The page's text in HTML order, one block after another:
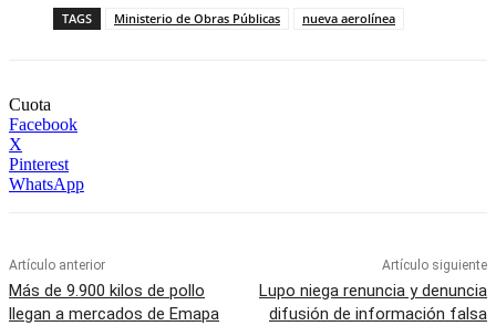
TAGS Ministerio de Obras Públicas nueva aerolínea
Cuota
Facebook
X
Pinterest
WhatsApp
Artículo anterior
Más de 9.900 kilos de pollo
llegan a mercados de Emapa
Artículo siguiente
Lupo niega renuncia y denuncia
difusión de información falsa